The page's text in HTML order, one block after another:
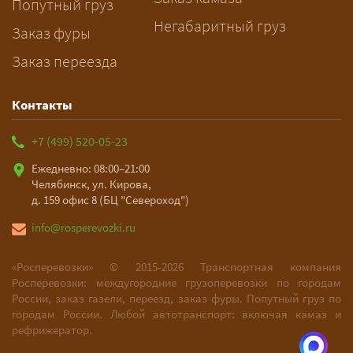
Попутный груз
Заказ фуры
Заказ переезда
Негабаритный груз
Контакты
+7 (499) 520-05-23
Ежедневно: 08:00–21:00
Челябинск, ул. Кирова,
д. 159 офис 8 (БЦ "Североход")
info@rosperevozki.ru
«Росперевозки» © 2015-2026
Транспортная компания
Росперевозки: междугородние грузоперевозки по городам
России, заказ газели, переезд, заказ фуры. Попутный груз по
городам России. Любой автотранспорт: включая камаз и
рефрижератор.